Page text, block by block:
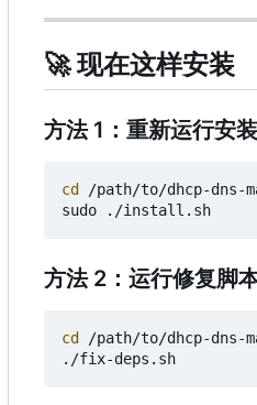
🚀现在这样安装
方法 1：重新运行安
cd
/path/to/dhcp-dns-
方法 2：运行修复脚
cd
/path/to/dhcp-dns-